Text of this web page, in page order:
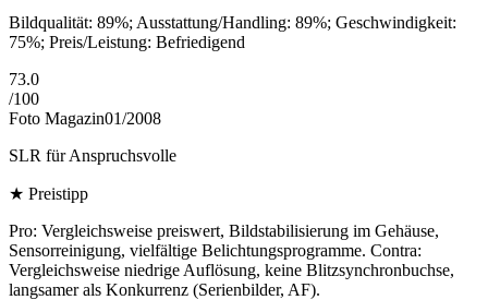
Bildqualität: 89%; Ausstattung/Handling: 89%; Geschwindigkeit:
75%; Preis/Leistung: Befriedigend
73.0
/100
Foto Magazin01/2008
SLR für Anspruchsvolle
★ Preistipp
Pro: Vergleichsweise preiswert, Bildstabilisierung im Gehäuse,
Sensorreinigung, vielfältige Belichtungsprogramme. Contra:
Vergleichsweise niedrige Auflösung, keine Blitzsynchronbuchse,
langsamer als Konkurrenz (Serienbilder, AF).